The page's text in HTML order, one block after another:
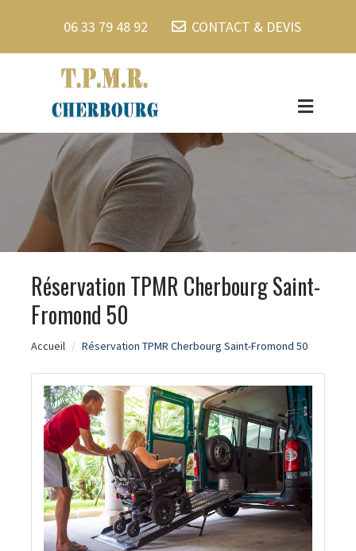
06 33 79 48 92 CONTACT & DEVIS
Réservation TPMR Cherbourg Saint-
Fromond 50
Accueil Réservation TPMR Cherbourg Saint-Fromond 50